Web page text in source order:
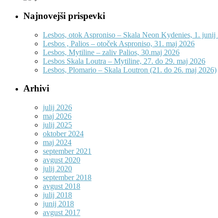
Najnovejši prispevki
Lesbos, otok Asproniso – Skala Neon Kydenies, 1. junij
Lesbos , Palios – otoček Asproniso, 31. maj 2026
Lesbos, Mytiline – zaliv Palios, 30.maj 2026
Lesbos Skala Loutra – Mytiline, 27. do 29. maj 2026
Lesbos, Plomario – Skala Loutron (21. do 26. maj 2026)
Arhivi
julij 2026
maj 2026
julij 2025
oktober 2024
maj 2024
september 2021
avgust 2020
julij 2020
september 2018
avgust 2018
julij 2018
junij 2018
avgust 2017